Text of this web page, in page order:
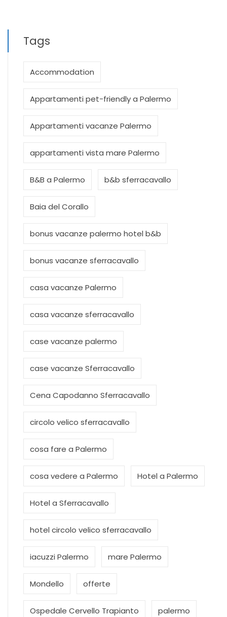
Tags
Accommodation
Appartamenti pet-friendly a Palermo
Appartamenti vacanze Palermo
appartamenti vista mare Palermo
B&B a Palermo b&b sferracavallo
Baia del Corallo
bonus vacanze palermo hotel b&b
bonus vacanze sferracavallo
casa vacanze Palermo
casa vacanze sferracavallo
case vacanze palermo
case vacanze Sferracavallo
Cena Capodanno Sferracavallo
circolo velico sferracavallo
cosa fare a Palermo
cosa vedere a Palermo Hotel a Palermo
Hotel a Sferracavallo
hotel circolo velico sferracavallo
iacuzzi Palermo mare Palermo
Mondello offerte
Ospedale Cervello Trapianto palermo